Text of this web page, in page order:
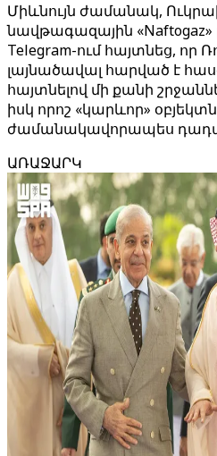
Միևնույն ժամանակ,
նավթագազային «Naftogaz»
Telegram-ում հայտնեց, որ
լայնածավալ հարված է
հայտնելով մի քանի
իսկ որոշ «կարևոր»
ժամանակավորապես
ԱՌԱՋԱՐԿ